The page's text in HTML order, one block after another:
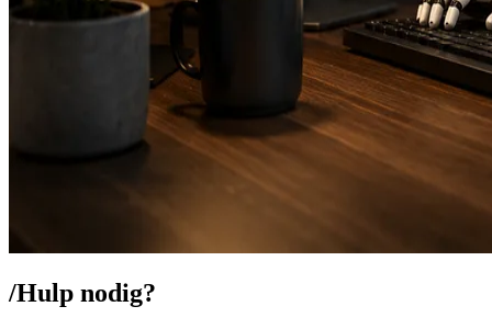
/Hulp nodig?